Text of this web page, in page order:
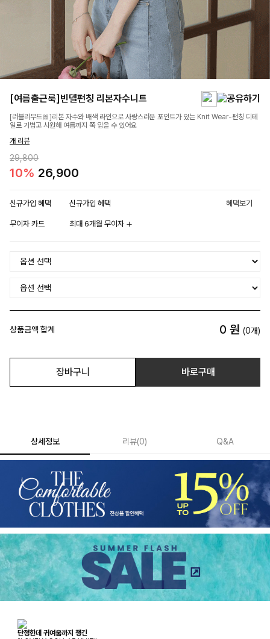
[여름출근룩]빈델펀칭 리본자수니트
[러블리무드🎀]리본 자수와 배색 라인으로 사랑스러운 포인트가 있는 Knit Wear-펀칭 디테
일로 가볍고 시원해 여름까지 쭉 입을 수 있어요
개 리뷰
29,800
10% 26,900
신규가입 혜택 신규가입 혜택 혜택보기
무이자 카드 최대 6개월 무이자
상품금액 합계 0 원 (0개)
장바구니 바로구매
상세정보 리뷰(0) Q&A
단정한데 귀여움까지 챙긴